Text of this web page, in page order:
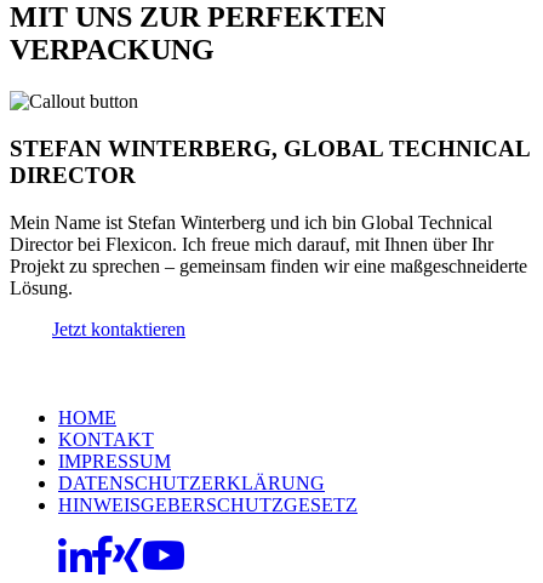
MIT UNS ZUR PERFEKTEN
VERPACKUNG
STEFAN WINTERBERG, GLOBAL TECHNICAL
DIRECTOR
Mein Name ist Stefan Winterberg und ich bin Global Technical
Director bei Flexicon. Ich freue mich darauf, mit Ihnen über Ihr
Projekt zu sprechen – gemeinsam finden wir eine maßgeschneiderte
Lösung.
Jetzt kontaktieren
HOME
KONTAKT
IMPRESSUM
DATENSCHUTZERKLÄRUNG
HINWEISGEBERSCHUTZGESETZ